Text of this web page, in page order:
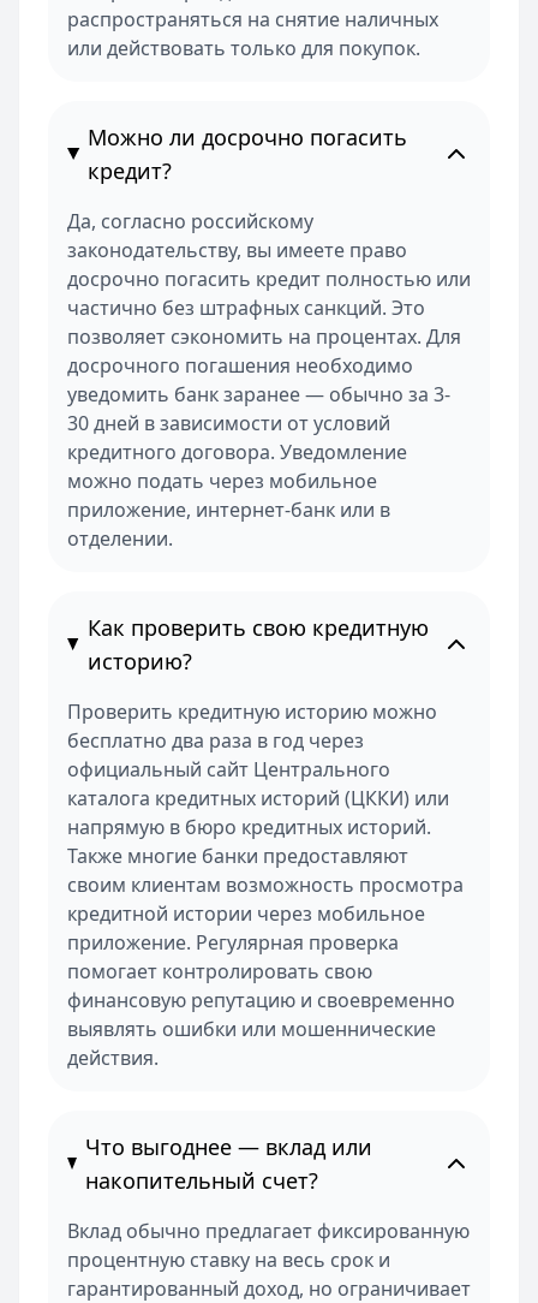
распространяться на снятие наличных
или действовать только для покупок.
Можно ли досрочно погасить
кредит?
Да, согласно российскому
законодательству, вы имеете право
досрочно погасить кредит полностью или
частично без штрафных санкций. Это
позволяет сэкономить на процентах. Для
досрочного погашения необходимо
уведомить банк заранее — обычно за 3-
30 дней в зависимости от условий
кредитного договора. Уведомление
можно подать через мобильное
приложение, интернет-банк или в
отделении.
Как проверить свою кредитную
историю?
Проверить кредитную историю можно
бесплатно два раза в год через
официальный сайт Центрального
каталога кредитных историй (ЦККИ) или
напрямую в бюро кредитных историй.
Также многие банки предоставляют
своим клиентам возможность просмотра
кредитной истории через мобильное
приложение. Регулярная проверка
помогает контролировать свою
финансовую репутацию и своевременно
выявлять ошибки или мошеннические
действия.
Что выгоднее — вклад или
накопительный счет?
Вклад обычно предлагает фиксированную
процентную ставку на весь срок и
гарантированный доход, но ограничивает